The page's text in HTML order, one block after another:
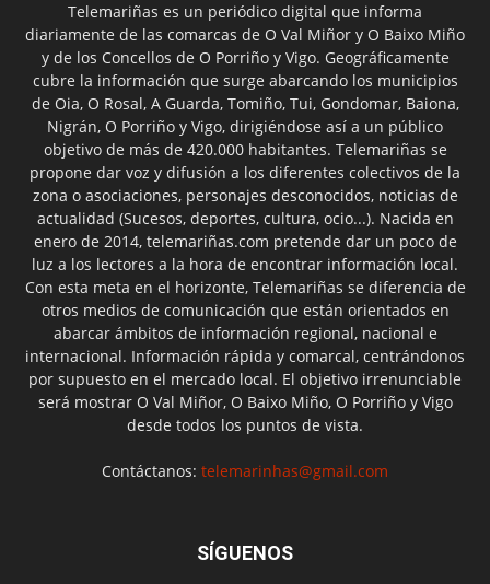
Telemariñas es un periódico digital que informa
diariamente de las comarcas de O Val Miñor y O Baixo Miño
y de los Concellos de O Porriño y Vigo. Geográficamente
cubre la información que surge abarcando los municipios
de Oia, O Rosal, A Guarda, Tomiño, Tui, Gondomar, Baiona,
Nigrán, O Porriño y Vigo, dirigiéndose así a un público
objetivo de más de 420.000 habitantes. Telemariñas se
propone dar voz y difusión a los diferentes colectivos de la
zona o asociaciones, personajes desconocidos, noticias de
actualidad (Sucesos, deportes, cultura, ocio...). Nacida en
enero de 2014, telemariñas.com pretende dar un poco de
luz a los lectores a la hora de encontrar información local.
Con esta meta en el horizonte, Telemariñas se diferencia de
otros medios de comunicación que están orientados en
abarcar ámbitos de información regional, nacional e
internacional. Información rápida y comarcal, centrándonos
por supuesto en el mercado local. El objetivo irrenunciable
será mostrar O Val Miñor, O Baixo Miño, O Porriño y Vigo
desde todos los puntos de vista.
Contáctanos: telemarinhas@gmail.com
SÍGUENOS